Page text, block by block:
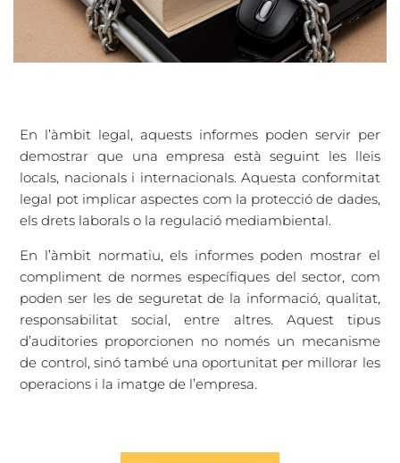
En l’àmbit legal, aquests informes poden servir per
demostrar que una empresa està seguint les lleis
locals, nacionals i internacionals. Aquesta conformitat
legal pot implicar aspectes com la protecció de dades,
els drets laborals o la regulació mediambiental.
En l’àmbit normatiu, els informes poden mostrar el
compliment de normes específiques del sector, com
poden ser les de seguretat de la informació, qualitat,
responsabilitat social, entre altres. Aquest tipus
d’auditories proporcionen no només un mecanisme
de control, sinó també una oportunitat per millorar les
operacions i la imatge de l’empresa.